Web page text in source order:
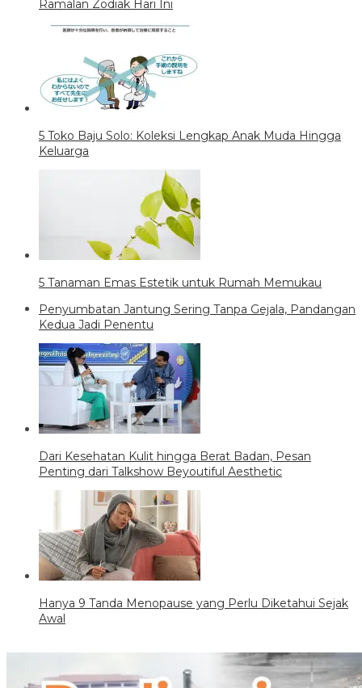
Ramalan Zodiak Hari Ini
5 Toko Baju Solo: Koleksi Lengkap Anak Muda Hingga
Keluarga
5 Tanaman Emas Estetik untuk Rumah Memukau
Penyumbatan Jantung Sering Tanpa Gejala, Pandangan
Kedua Jadi Penentu
Dari Kesehatan Kulit hingga Berat Badan, Pesan
Penting dari Talkshow Beyoutiful Aesthetic
Hanya 9 Tanda Menopause yang Perlu Diketahui Sejak
Awal